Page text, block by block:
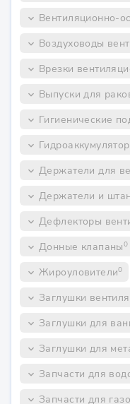
keyboard_arrow_down Вентиляционно-
keyboard_arrow_down Воздуховоды
keyboard_arrow_down Врезки
keyboard_arrow_down Выпуски для
keyboard_arrow_down Гигиенические
keyboard_arrow_down
keyboard_arrow_down Держатели для
keyboard_arrow_down Держатели и
keyboard_arrow_down Дефлекторы
keyboard_arrow_down Донные клапаны0
keyboard_arrow_down Жироуловители0
keyboard_arrow_down Заглушки
keyboard_arrow_down Заглушки для
keyboard_arrow_down Заглушки для
keyboard_arrow_down Запчасти для
keyboard_arrow_down Запчасти для